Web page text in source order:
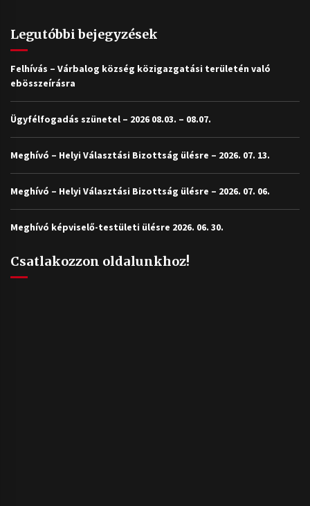
Legutóbbi bejegyzések
Felhívás – Várbalog község közigazgatási területén való
ebösszeírásra
Ügyfélfogadás szünetel – 2026 08.03. – 08.07.
Meghívó – Helyi Választási Bizottság ülésre – 2026. 07. 13.
Meghívó – Helyi Választási Bizottság ülésre – 2026. 07. 06.
Meghívó képviselő-testületi ülésre 2026. 06. 30.
Csatlakozzon oldalunkhoz!